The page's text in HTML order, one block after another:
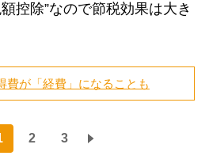
控除”なので節税効果は大き
費が「経費」になることも
2 3